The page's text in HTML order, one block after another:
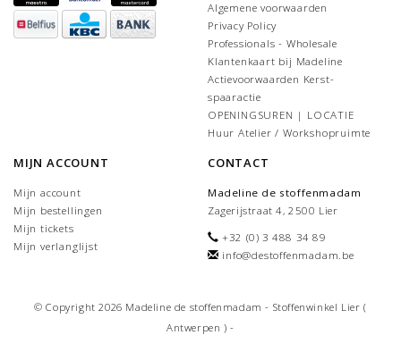
Algemene voorwaarden
Privacy Policy
Professionals - Wholesale
Klantenkaart bij Madeline
Actievoorwaarden Kerst-
spaaractie
OPENINGSUREN | LOCATIE
Huur Atelier / Workshopruimte
MIJN ACCOUNT
Mijn account
Mijn bestellingen
Mijn tickets
Mijn verlanglijst
CONTACT
Madeline de stoffenmadam
Zagerijstraat 4, 2500 Lier
+32 (0) 3 488 34 89
info@destoffenmadam.be
© Copyright 2026 Madeline de stoffenmadam - Stoffenwinkel Lier (
Antwerpen ) -